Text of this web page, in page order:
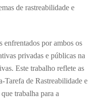
de rastreabilidade e
enfrentados por ambos os
privadas e públicas na
Este trabalho reflete as
Tarefa de Rastreabilidade e
trabalha para a